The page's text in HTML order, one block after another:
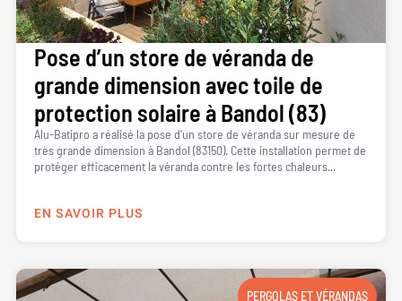
Pose d’un store de véranda de
grande dimension avec toile de
protection solaire à Bandol (83)
Alu-Batipro a réalisé la pose d’un store de véranda sur mesure de
très grande dimension à Bandol (83150). Cette installation permet de
protéger efficacement la véranda contre les fortes chaleurs...
EN SAVOIR PLUS
PERGOLAS ET VÉRANDAS